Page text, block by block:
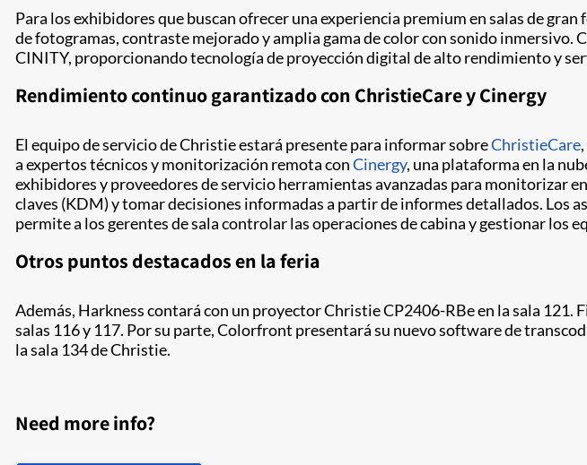
Para los exhibidores que buscan ofrecer una experiencia premium en salas de gran
de fotogramas, contraste mejorado y amplia gama de color con sonido
CINITY, proporcionando tecnología de proyección digital de alto rendimiento y
Rendimiento continuo garantizado con ChristieCare y Cinergy
El equipo de servicio de Christie estará presente para informar sobreChristieCare
a expertos técnicos y monitorización remota conCinergy, una plataforma en la
exhibidores y proveedores de servicio herramientas avanzadas para monitorizar
claves (KDM) y tomar decisiones informadas a partir de informes detallados. Los
permite a los gerentes de sala controlar las operaciones de cabina y gestionar los
Otros puntos destacados en la feria
Además, Harkness contará con un proyector Christie CP2406-RBe en la sala
salas 116 y 117. Por su parte, Colorfront presentará su nuevo software de
la sala 134 de Christie.
Need more info?